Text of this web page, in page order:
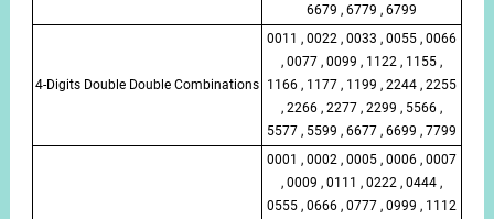
6679 , 6779 , 6799
4-Digits Double Double Combinations
0011 , 0022 , 0033 , 0055 , 0066
, 0077 , 0099 , 1122 , 1155 ,
1166 , 1177 , 1199 , 2244 , 2255
, 2266 , 2277 , 2299 , 5566 ,
5577 , 5599 , 6677 , 6699 , 7799
0001 , 0002 , 0005 , 0006 , 0007
, 0009 , 0111 , 0222 , 0444 ,
0555 , 0666 , 0777 , 0999 , 1112